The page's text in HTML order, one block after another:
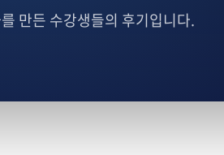
만든 수강생들의 후기입니다.